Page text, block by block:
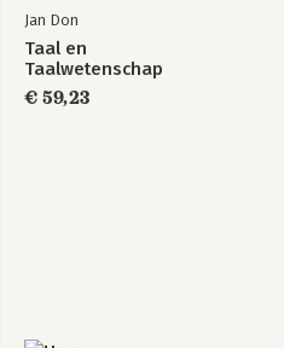
Jan Don
Taal en
Taalwetenschap
€ 59,23